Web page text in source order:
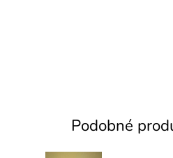
Podobné